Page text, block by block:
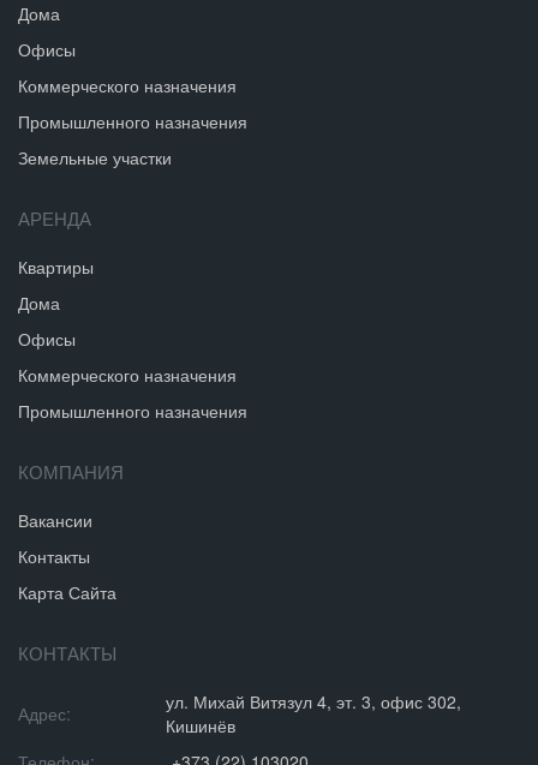
Дома
Офисы
Коммерческого назначения
Промышленного назначения
Земельные участки
АРЕНДА
Квартиры
Дома
Офисы
Коммерческого назначения
Промышленного назначения
КОМПАНИЯ
Вакансии
Контакты
Карта Сайта
КОНТАКТЫ
Адрес:
ул. Михай Витязул 4, эт. 3, офис 302,
Кишинёв